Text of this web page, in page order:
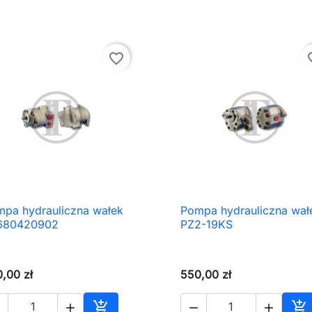
favorite_border
 Szybki podgląd
hydrauliczna wałek
zł
 
 Szybki podgląd
Pompa hydrauliczna
PZ2-19KS
550,00 zł
  